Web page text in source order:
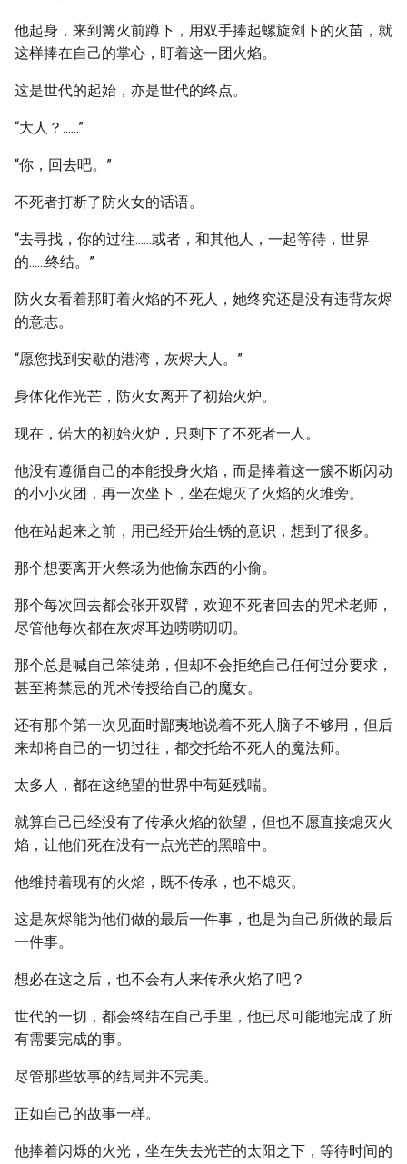
他起身，来到篝火前蹲下，用双手捧起螺旋剑下的火苗，就
这样捧在自己的掌心，盯着这一团火焰。
这是世代的起始，亦是世代的终点。
“大人？......”
“你，回去吧。”
不死者打断了防火女的话语。
“去寻找，你的过往......或者，和其他人，一起等待，世界
的......终结。”
防火女看着那盯着火焰的不死人，她终究还是没有违背灰烬
的意志。
“愿您找到安歇的港湾，灰烬大人。”
身体化作光芒，防火女离开了初始火炉。
现在，偌大的初始火炉，只剩下了不死者一人。
他没有遵循自己的本能投身火焰，而是捧着这一簇不断闪动
的小小火团，再一次坐下，坐在熄灭了火焰的火堆旁。
他在站起来之前，用已经开始生锈的意识，想到了很多。
那个想要离开火祭场为他偷东西的小偷。
那个每次回去都会张开双臂，欢迎不死者回去的咒术老师，
尽管他每次都在灰烬耳边唠唠叨叨。
那个总是喊自己笨徒弟，但却不会拒绝自己任何过分要求，
甚至将禁忌的咒术传授给自己的魔女。
还有那个第一次见面时鄙夷地说着不死人脑子不够用，但后
来却将自己的一切过往，都交托给不死人的魔法师。
太多人，都在这绝望的世界中苟延残喘。
就算自己已经没有了传承火焰的欲望，但也不愿直接熄灭火
焰，让他们死在没有一点光芒的黑暗中。
他维持着现有的火焰，既不传承，也不熄灭。
这是灰烬能为他们做的最后一件事，也是为自己所做的最后
一件事。
想必在这之后，也不会有人来传承火焰了吧？
世代的一切，都会终结在自己手里，他已尽可能地完成了所
有需要完成的事。
尽管那些故事的结局并不完美。
正如自己的故事一样。
他捧着闪烁的火光，坐在失去光芒的太阳之下，等待时间的